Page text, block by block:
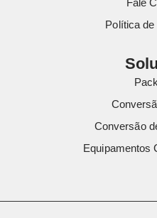
Política
Conversão
Equipamentos